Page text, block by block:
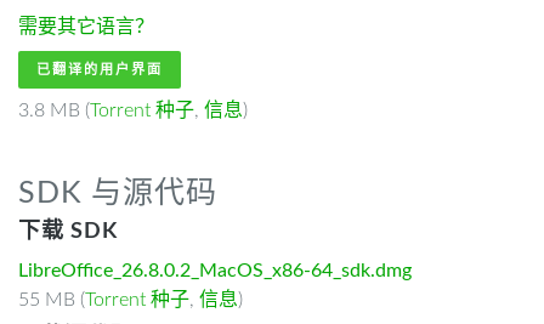
需要其它语言？
已翻译的用户界面
3.8 MB (Torrent 种子, 信息)
SDK 与源代码
下载 SDK
LibreOffice_26.8.0.2_MacOS_x86-64_sdk.dmg
55 MB (Torrent 种子, 信息)